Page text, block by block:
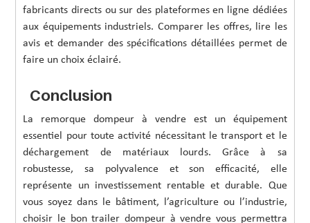
fabricants directs ou sur des plateformes en ligne dédiées
aux équipements industriels. Comparer les offres, lire les
avis et demander des spécifications détaillées permet de
faire un choix éclairé.
Conclusion
La remorque dompeur à vendre est un équipement
essentiel pour toute activité nécessitant le transport et le
déchargement de matériaux lourds. Grâce à sa
robustesse, sa polyvalence et son efficacité, elle
représente un investissement rentable et durable. Que
vous soyez dans le bâtiment, l’agriculture ou l’industrie,
choisir le bon trailer dompeur à vendre vous permettra